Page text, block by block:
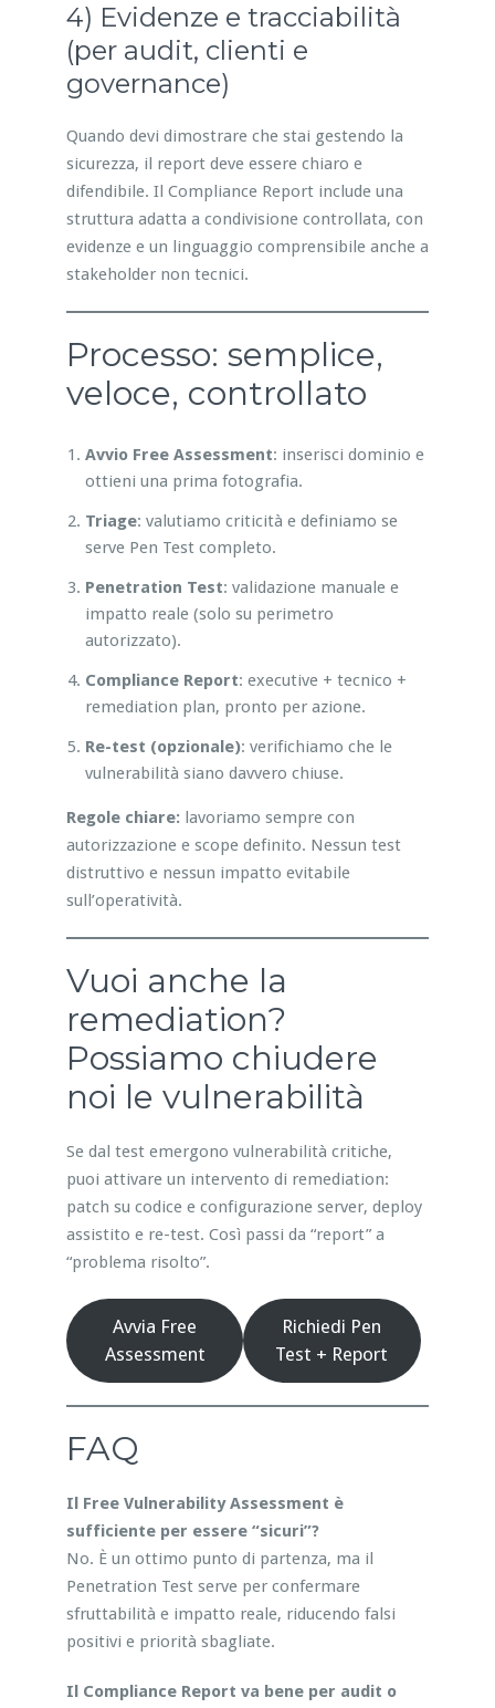
4) Evidenze e tracciabilità
(per audit, clienti e
governance)
Quando devi dimostrare che stai gestendo la
sicurezza, il report deve essere chiaro e
difendibile. Il Compliance Report include una
struttura adatta a condivisione controllata, con
evidenze e un linguaggio comprensibile anche a
stakeholder non tecnici.
Processo: semplice,
veloce, controllato
Avvio Free Assessment: inserisci dominio e
ottieni una prima fotografia.
Triage: valutiamo criticità e definiamo se
serve Pen Test completo.
Penetration Test: validazione manuale e
impatto reale (solo su perimetro
autorizzato).
Compliance Report: executive + tecnico +
remediation plan, pronto per azione.
Re-test (opzionale): verifichiamo che le
vulnerabilità siano davvero chiuse.
Regole chiare: lavoriamo sempre con
autorizzazione e scope definito. Nessun test
distruttivo e nessun impatto evitabile
sull’operatività.
Vuoi anche la
remediation?
Possiamo chiudere
noi le vulnerabilità
Se dal test emergono vulnerabilità critiche,
puoi attivare un intervento di remediation:
patch su codice e configurazione server, deploy
assistito e re-test. Così passi da “report” a
“problema risolto”.
Avvia Free
Assessment
Richiedi Pen
Test + Report
FAQ
Il Free Vulnerability Assessment è
sufficiente per essere “sicuri”?
No. È un ottimo punto di partenza, ma il
Penetration Test serve per confermare
sfruttabilità e impatto reale, riducendo falsi
positivi e priorità sbagliate.
Il Compliance Report va bene per audit o